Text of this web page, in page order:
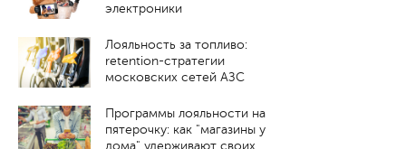
электроники
Лояльность за топливо:
retention-стратегии
московских сетей АЗС
Программы лояльности на
пятерочку: как "магазины у
дома" удерживают своих